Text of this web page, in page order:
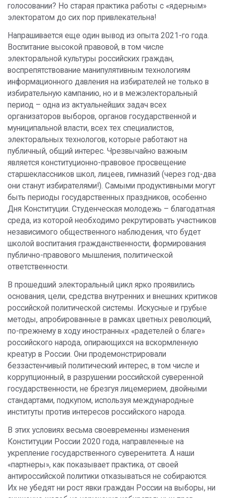
голосовании? Но старая практика работы с «ядерным»
электоратом до сих пор привлекательна!
Напрашивается еще один вывод из опыта 2021-го года.
Воспитание высокой правовой, в том числе
электоральной культуры российских граждан,
воспрепятствование манипулятивным технологиям
информационного давления на избирателей не только в
избирательную кампанию, но и в межэлекторальный
период – одна из актуальнейших задач всех
организаторов выборов, органов государственной и
муниципальной власти, всех тех специалистов,
электоральных технологов, которые работают на
публичный, общий интерес. Чрезвычайно важным
является конституционно-правовое просвещение
старшеклассников школ, лицеев, гимназий (через год-два
они станут избирателями!). Самыми продуктивными могут
быть периоды государственных праздников, особенно
Дня Конституции. Студенческая молодежь – благодатная
среда, из которой необходимо рекрутировать участников
независимого общественного наблюдения, что будет
школой воспитания гражданственности, формирования
публично-правового мышления, политической
ответственности.
В прошедший электоральный цикл ярко проявились
основания, цели, средства внутренних и внешних критиков
российской политической системы. Искусные и грубые
методы, апробированные в рамках цветных революций,
по-прежнему в ходу иностранных «радетелей о благе»
российского народа, опирающихся на вскормленную
креатур в России. Они продемонстрировали
беззастенчивый политический интерес, в том числе и
коррупционный, в разрушении российской суверенной
государственности, не брезгуя лицемерием, двойными
стандартами, подкупом, используя международные
институты против интересов российского народа.
В этих условиях весьма своевременны изменения
Конституции России 2020 года, направленные на
укрепление государственного суверенитета. А наши
«партнеры», как показывает практика, от своей
антироссийской политики отказываться не собираются.
Их не убедят ни рост явки граждан России на выборы, ни